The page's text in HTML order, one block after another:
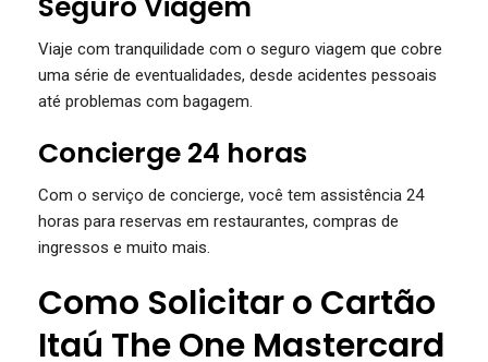
Viaje com tranquilidade com o seguro viagem que cobre
uma série de eventualidades, desde acidentes pessoais
até problemas com bagagem.
Concierge 24 horas
Com o serviço de concierge, você tem assistência 24
horas para reservas em restaurantes, compras de
ingressos e muito mais.
Como Solicitar o Cartão
Itaú The One Mastercard